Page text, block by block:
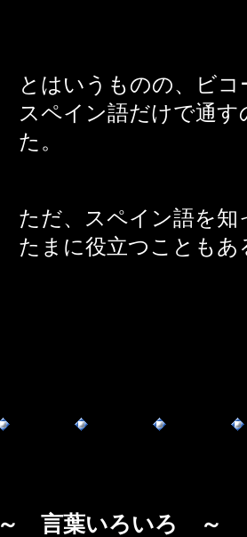
とはいうものの、ビ
スペイン語だけで通
た。
ただ、スペイン語を知
たまに役立つこともあ
～ 言葉いろいろ ～